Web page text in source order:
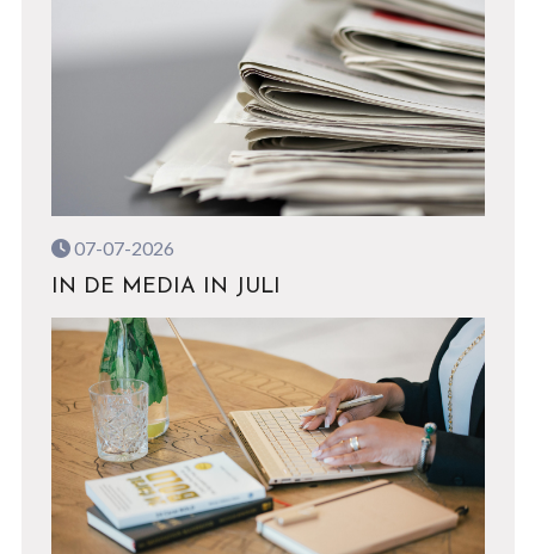
07-07-2026
IN DE MEDIA IN JULI